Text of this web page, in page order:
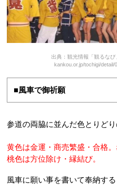
出典：観光情報「観るな
kankou.or.jp/tochigi/detail/
■風車で御祈願
参道の両脇に並んだ色とりど
黄色は金運・商売繁盛・合格
桃色は方位除け・縁結び。
風車に願い事を書いて奉納す